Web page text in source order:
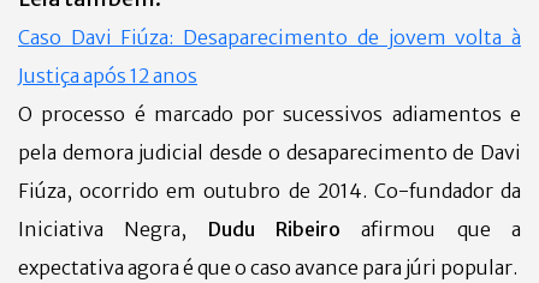
Caso Davi Fiúza: Desaparecimento de jovem volta à
Justiça após 12 anos
O processo é marcado por sucessivos adiamentos e
pela demora judicial desde o desaparecimento de Davi
Fiúza, ocorrido em outubro de 2014. Co-fundador da
Iniciativa Negra, Dudu Ribeiro afirmou que a
expectativa agora é que o caso avance para júri popular.